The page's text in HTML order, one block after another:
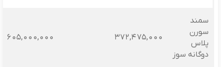
سمند
سورن
پلاس
دوگانه سوز
372,475,000
605,000,000